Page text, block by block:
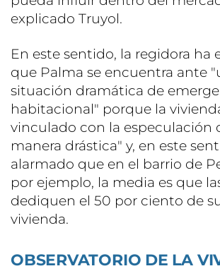
explicado Truyol.
En este sentido, la regidora ha
que Palma se encuentra ante
situación dramática de
habitacional" porque la
vinculado con la especulación
manera drástica" y, en este
alarmado que en el barrio de
por ejemplo, la media es que
dediquen el 50 por ciento de
vivienda.
OBSERVATORIO DE LA